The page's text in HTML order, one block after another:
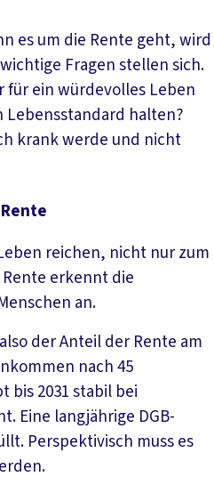
es um die Rente geht, wird
Fragen stellen sich.
für ein würdevolles Leben
Lebensstandard halten?
krank werde und nicht
reichen, nicht nur zum
erkennt die
an.
der Anteil der Rente am
nach 45
bis 2031 stabil bei
Eine langjährige DGB-
Perspektivisch muss es